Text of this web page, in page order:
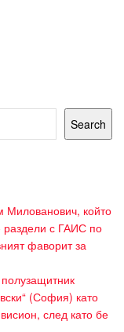
Search
който
раздели с ГАИС по
фаворит за
(София) като
след като бе